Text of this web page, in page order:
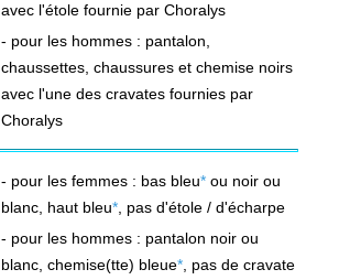
avec l'étole fournie par Choralys
- pour les hommes : pantalon,
chaussettes, chaussures et chemise noirs
avec l'une des cravates fournies par
Choralys
- pour les femmes : bas bleu* ou noir ou
blanc, haut bleu* , pas d'étole / d'écharpe
- pour les hommes : pantalon noir ou
blanc , chemise(tte) bleue* , pas de cravate